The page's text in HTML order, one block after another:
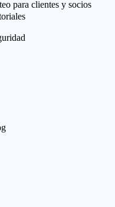
para clientes y socios